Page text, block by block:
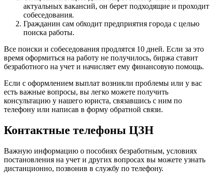
актуальных вакансий, он берет подходящие и проходит
собеседования.
Гражданин сам обходит предприятия города с целью
поиска работы.
Все поиски и собеседования продлятся 10 дней. Если за это
время оформиться на работу не получилось, биржа ставит
безработного на учет и начисляет ему финансовую помощь.
Если с оформлением выплат возникли проблемы или у вас
есть важные вопросы, вы легко можете получить
консультацию у нашего юриста, связавшись с ним по
телефону или написав в форму обратной связи.
Контактные телефоны ЦЗН
Важную информацию о пособиях безработным, условиях
постановления на учет и других вопросах вы можете узнать
дистанционно, позвонив в службу по телефону.